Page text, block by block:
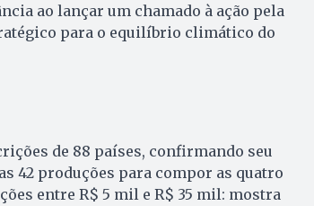
ao lançar um chamado à ação pela
para o equilíbrio climático do
de 88 países, confirmando seu
42 produções para compor as quatro
entre R$ 5 mil e R$ 35 mil: mostra